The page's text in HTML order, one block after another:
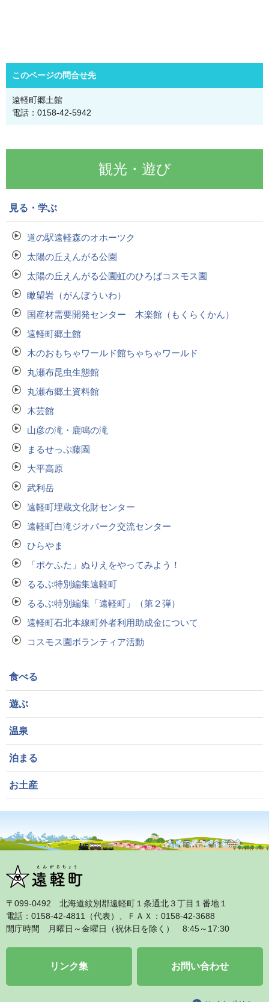
このページの問合せ先
遠軽町郷土館
電話：0158-42-5942
観光・遊び
見る・学ぶ
道の駅遠軽森のオホーツク
太陽の丘えんがる公園
太陽の丘えんがる公園虹のひろばコスモス園
瞰望岩（がんぼういわ）
国産材需要開発センター 木楽館（もくらくかん）
遠軽町郷土館
木のおもちゃワールド館ちゃちゃワールド
丸瀬布昆虫生態館
丸瀬布郷土資料館
木芸館
山彦の滝・鹿鳴の滝
まるせっぷ藤園
大平高原
武利岳
遠軽町埋蔵文化財センター
遠軽町白滝ジオパーク交流センター
ひらやま
「ポケふた」ぬりえをやってみよう！
るるぶ特別編集遠軽町
るるぶ特別編集「遠軽町」（第２弾）
遠軽町石北本線町外者利用助成金について
コスモス園ボランティア活動
食べる
遊ぶ
温泉
泊まる
お土産
〒099‐0492 北海道紋別郡遠軽町１条通北３丁目１番地１
電話：0158‐42‐4811（代表）、ＦＡＸ：0158‐42‐3688
開庁時間 月曜日～金曜日（祝休日を除く） 8:45～17:30
リンク集 お問い合わせ